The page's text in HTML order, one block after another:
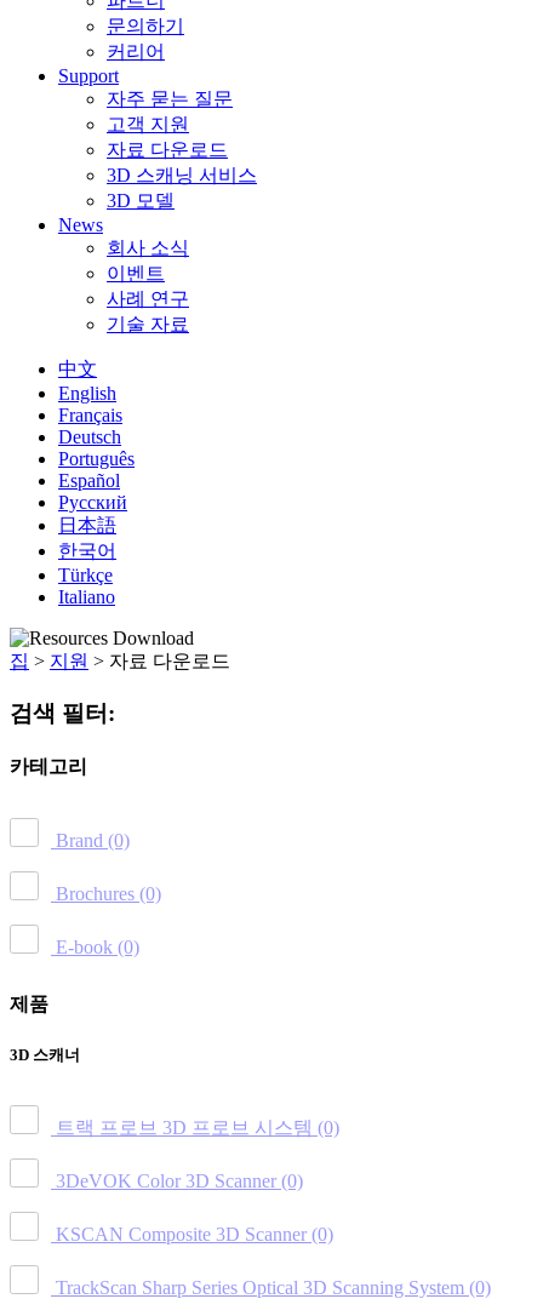
문의하기
커리어
Support
자주 묻는 질문
고객 지원
자료 다운로드
3D 스캐닝 서비스
3D 모델
News
회사 소식
이벤트
사례 연구
기술 자료
中文
English
Français
Deutsch
Português
Español
Русский
日本語
한국어
Türkçe
Italiano
집 > 지원 > 자료 다운로드
검색 필터:
카테고리
Brand (0)
Brochures (0)
E-book (0)
제품
3D 스캐너
트랙 프로브 3D 프로브 시스템 (0)
3DeVOK Color 3D Scanner (0)
KSCAN Composite 3D Scanner (0)
TrackScan Sharp Series Optical 3D Scanning System (0)